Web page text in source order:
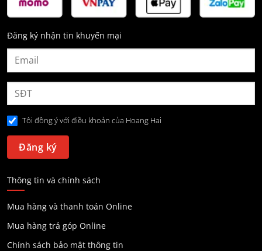
Đăng ký nhận tin khuyến mại
Tôi đồng ý với điều khoản của Hoang Hai
Thông tin và chính sách
Mua hàng và thanh toán Online
Mua hàng trả góp Online
Chính sách bảo mật thông tin